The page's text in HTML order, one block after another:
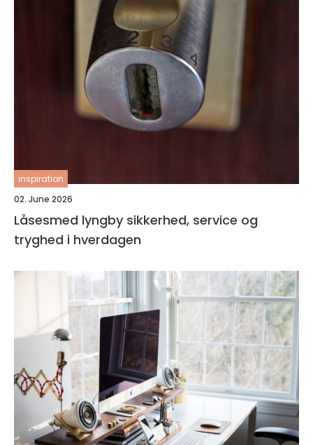
inspiration
02. June 2026
Låsesmed lyngby sikkerhed, service og
tryghed i hverdagen